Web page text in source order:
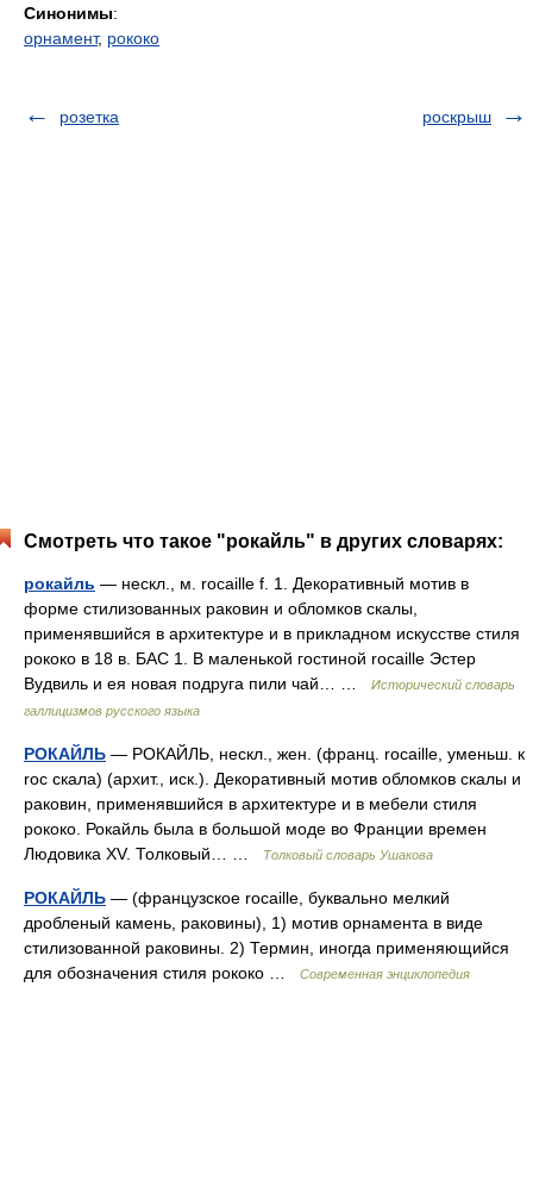
Синонимы:
орнамент, рококо
розетка роскрыш
Смотреть что такое "рокайль" в других словарях:
рокайль — нескл., м. rocaille f. 1. Декоративный мотив в
форме стилизованных раковин и обломков скалы,
применявшийся в архитектуре и в прикладном искусстве стиля
рококо в 18 в. БАС 1. В маленькой гостиной rocaille Эстер
Вудвиль и ея новая подруга пили чай… …
Исторический словарь
галлицизмов русского языка
РОКАЙЛЬ — РОКАЙЛЬ, нескл., жен. (франц. rocaille, уменьш. к
roc скала) (архит., иск.). Декоративный мотив обломков скалы и
раковин, применявшийся в архитектуре и в мебели стиля
рококо. Рокайль была в большой моде во Франции времен
Людовика XV. Толковый… …
Толковый словарь Ушакова
РОКАЙЛЬ — (французское rocaille, буквально мелкий
дробленый камень, раковины), 1) мотив орнамента в виде
стилизованной раковины. 2) Термин, иногда применяющийся
для обозначения стиля рококо …
Современная энциклопедия